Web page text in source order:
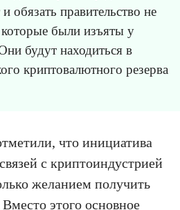
обязать правительство не
были изъяты у
будут находиться в
криптовалютного резерва
что инициатива
с криптоиндустрией
желанием получить
этого основное